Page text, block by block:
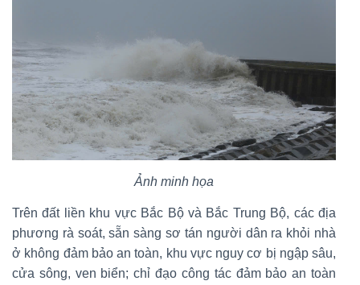
Ảnh minh họa
Trên đất liền khu vực Bắc Bộ và Bắc Trung Bộ, các địa
phương rà soát, sẵn sàng sơ tán người dân ra khỏi nhà
ở không đảm bảo an toàn, khu vực nguy cơ bị ngập sâu,
cửa sông, ven biển; chỉ đạo công tác đảm bảo an toàn